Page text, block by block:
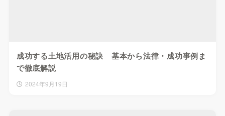
成功する土地活用の秘訣 基本から法律・成功事例ま
で徹底解説
2024年9月19日